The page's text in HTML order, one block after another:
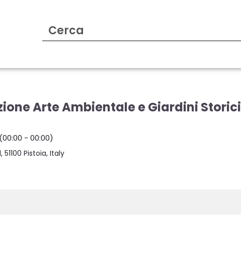
Arte Ambientale e Giardini Storici
(00:00 - 00:00)
Pistoia, Italy